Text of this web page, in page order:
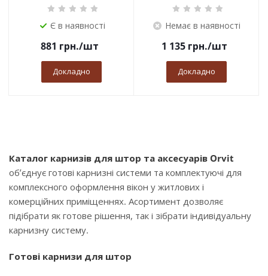
Є в наявності
881 грн./шт
Докладно
Немає в наявності
1 135 грн./шт
Докладно
Каталог карнизів для штор та аксесуарів Orvit
об’єднує готові карнизні системи та комплектуючі для
комплексного оформлення вікон у житлових і
комерційних приміщеннях. Асортимент дозволяє
підібрати як готове рішення, так і зібрати індивідуальну
карнизну систему.
Готові карнизи для штор